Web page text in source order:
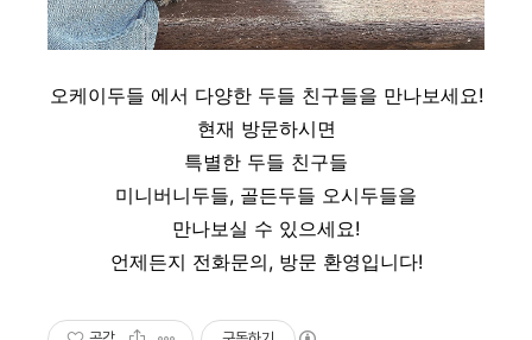
오케이두들 에서 다양한 두들 친구들을 만나보세요!
현재 방문하시면
특별한 두들 친구들
미니버니두들, 골든두들 오시두들을
만나보실 수 있으세요!
언제든지 전화문의, 방문 환영입니다!